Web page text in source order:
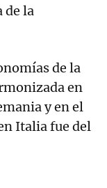
de la
de la
en
y en el
Italia fue del